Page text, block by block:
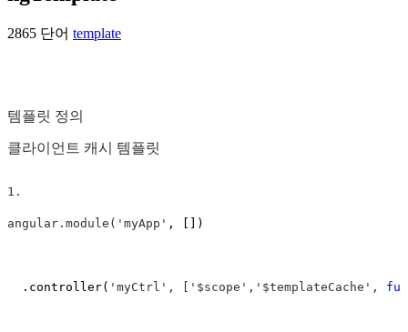
2865 단어 template
템플릿 정의
클라이언트 캐시 템플릿
1.
angular.module('myApp' , [])
  .controller(
'myCtrl', ['$scope','$templateCache',